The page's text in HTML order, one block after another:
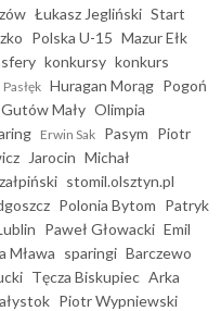
Łukasz Jegliński Start
Polska U-15 Mazur Ełk
konkursy konkurs
Huragan Morąg Pogoń
Gutów Mały Olimpia
Erwin Sak Pasym Piotr
Jarocin Michał
stomil.olsztyn.pl
Polonia Bytom Patryk
Paweł Głowacki Emil
Mława sparingi Barczewo
Tęcza Biskupiec Arka
Piotr Wypniewski